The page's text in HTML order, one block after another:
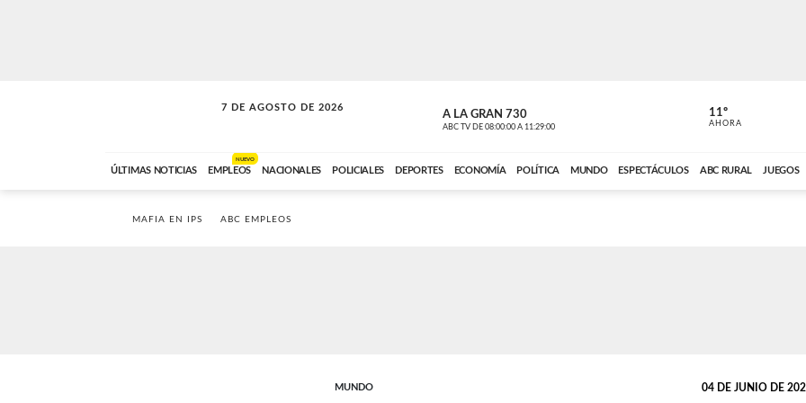
7 DE AGOSTO DE 2026
LA INCONDICIONAL A LA GRAN 730
ABC TV DE 08:00:00 A 11:29:00 ABC CARDINAL
11º
AHORA
ÚLTIMAS NOTICIAS EMPLEOS
NUEVO
NACIONALES POLICIALES DEPORTES ECONOMÍA POLÍTICA MUNDO ESPECTÁCULOS ABC RURAL JUEGOS
MAFIA EN IPS ABC EMPLEOS
MUNDO 04 DE JUNIO DE